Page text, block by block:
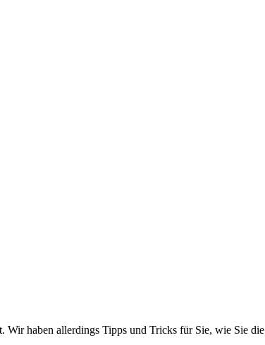
haben allerdings Tipps und Tricks für Sie, wie Sie